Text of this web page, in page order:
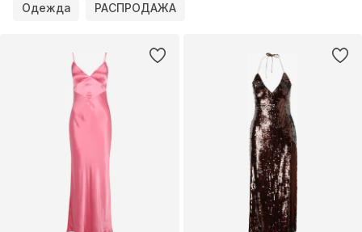
Одежда РАСПРОДАЖА